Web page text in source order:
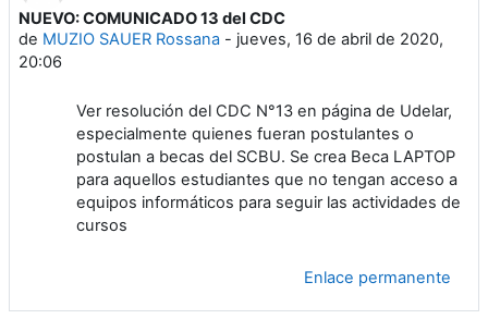
NUEVO: COMUNICADO 13 del CDC
de MUZIO SAUER Rossana - jueves, 16 de abril de 2020,
20:06
Número de respuestas: 0
Ver resolución del CDC N°13 en página de Udelar,
especialmente quienes fueran postulantes o
postulan a becas del SCBU. Se crea Beca LAPTOP
para aquellos estudiantes que no tengan acceso a
equipos informáticos para seguir las actividades de
cursos
Enlace permanente